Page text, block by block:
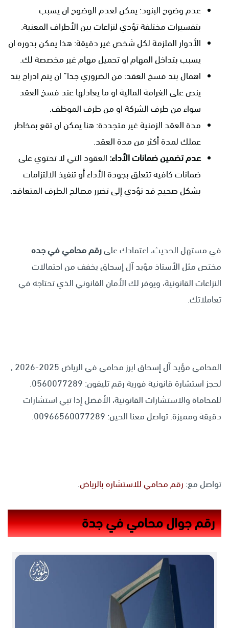
عدم وضوح البنود: يمكن لعدم الوضوح ان يسبب
بتفسيرات مختلفة تؤدي لنزاعات بين الأطراف المعنية.
الأدوار الملزمة لكل شخص غير دقيقة: هذا يمكن بدوره ان
يسبب بتداخل المهام او تحميل مهام غير مخصصة لك.
اهمال بند فسخ العقد: من الضروري جدا” ان يتم ادراج بند
ينص على الغرامة المالية او ما يعادلها عند فسخ العقد
سواء من طرف الشركة او من طرف الموظف.
مدة العقد الزمنية غير متجددة: هنا يمكن ان تقع بمخاطر
عملك لمدة أكثر من مدة العقد.
عدم تضمين ضمانات الأداء: العقود التي لا تحتوي على
ضمانات كافية تتعلق بجودة الأداء أو تنفيذ الالتزامات
بشكل صحيح قد تؤدي إلى تضرر مصالح الطرف المتعاقد.
في مستهل الحديث، اعتمادك علىرقم محامي في جده
مختص مثل الأستاذ مؤيد آل إسحاق يخفف من احتمالات
النزاعات القانونية، ويوفر لك الأمان القانوني الذي تحتاجه في
تعاملاتك.
المحامي مؤيد آل إسحاق ابرز محامي في الرياض 2025-2026 ,
لحجز استشارة قانونية فورية رقم تليفون: 0560077289.
للمحاماة والاستشارات القانونية، الأفضل إذا تبي استشارات
دقيقة ومميزة. تواصل معنا الحين: 00966560077289.
تواصل مع: رقم محامي للاستشاره بالرياض.
رقم جوال محامي في جدة